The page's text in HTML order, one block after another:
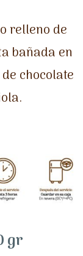
relleno de
bañada en
chocolate
gr